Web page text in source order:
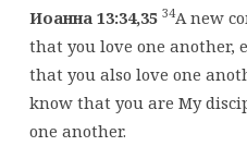
Иоанна 13:34,35 34A new
that you love one another,
that you also love one
know that you are My
one another.